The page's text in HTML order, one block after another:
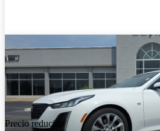
Precio reducido